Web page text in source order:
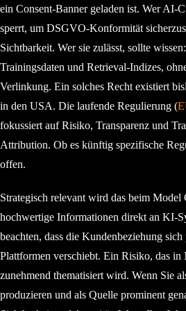
ein Consent-Banner geladen ist. Wer AI-
sperrt, um DSGVO-Konformität
Sichtbarkeit. Wer sie zulässt, sollte
Trainingsdaten und Retrieval-Indizes,
Verlinkung. Ein solches Recht existiert
in den USA. Die laufende Regulierung (
fokussiert auf Risiko, Transparenz und
Attribution. Ob es künftig spezifische
offen.
Strategisch relevant wird das beim Model
hochwertige Informationen direkt an KI-
beachten, dass die Kundenbeziehung
Plattformen verschiebt. Ein Risiko, das in
zunehmend thematisiert wird. Wenn Sie
produzieren und als Quelle prominent